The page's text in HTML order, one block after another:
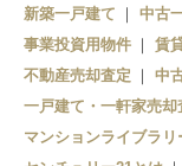
新築一戸建て 中古
事業投資用物件
賃
不動産売却査定
中
一戸建て・一軒家売却
マンションライブラリ